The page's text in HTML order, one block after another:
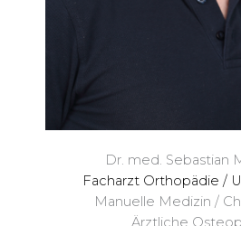
Dr. med. Sebastian
Facharzt Orthopädie /
Manuelle Medizin /
Ärztliche